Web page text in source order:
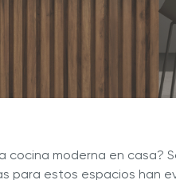
NOVEL™
Blogs
directa?
cocina moderna en casa?
para estos espacios han